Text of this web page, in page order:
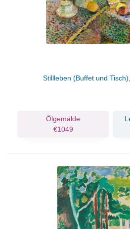
Stillleben (Buffet und
Ölgemälde
€1049